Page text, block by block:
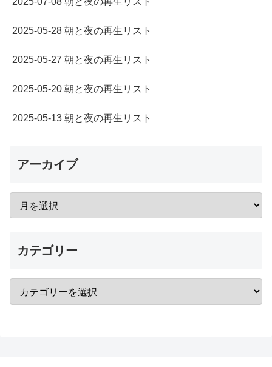
2025-05-28 朝と夜の再生リスト
2025-05-27 朝と夜の再生リスト
2025-05-20 朝と夜の再生リスト
2025-05-13 朝と夜の再生リスト
アーカイブ
カテゴリー